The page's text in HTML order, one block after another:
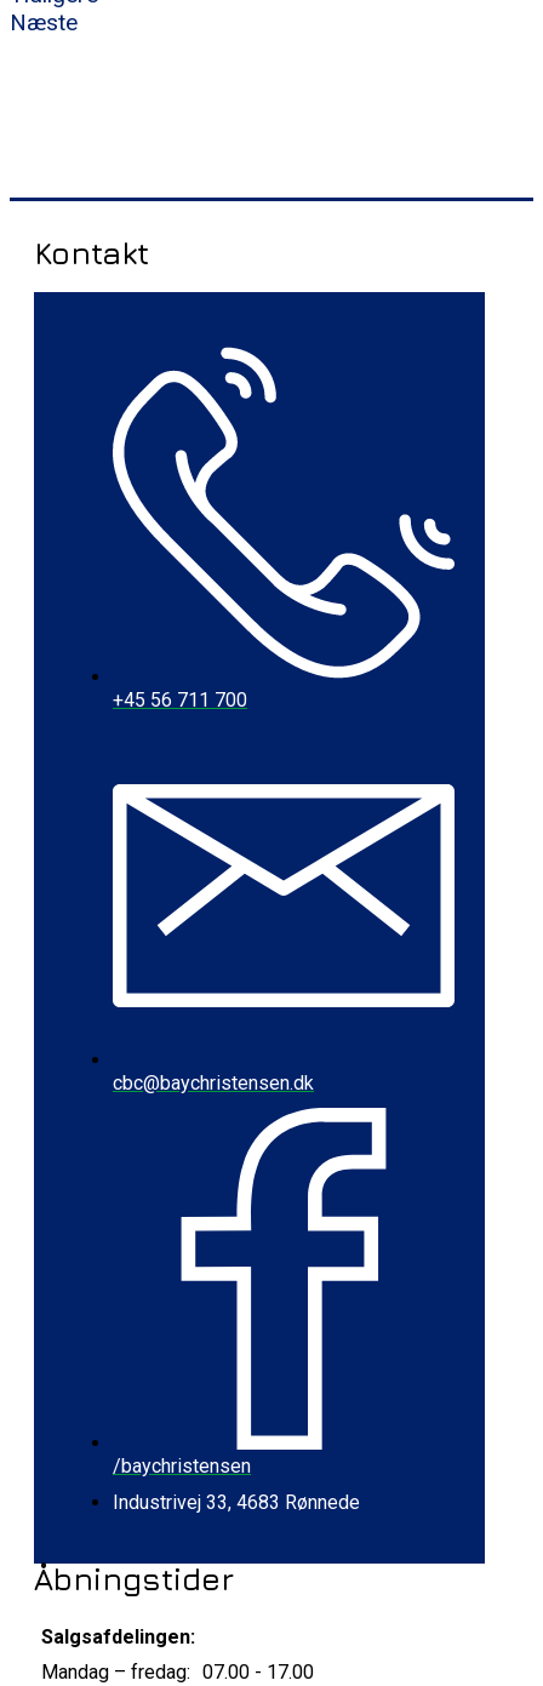
Næste
Kontakt
+45 56 711 700
cbc@baychristensen.dk
/baychristensen
Industrivej 33, 4683 Rønnede
Åbningstider
Salgsafdelingen:
Mandag – fredag: 07.00 - 17.00